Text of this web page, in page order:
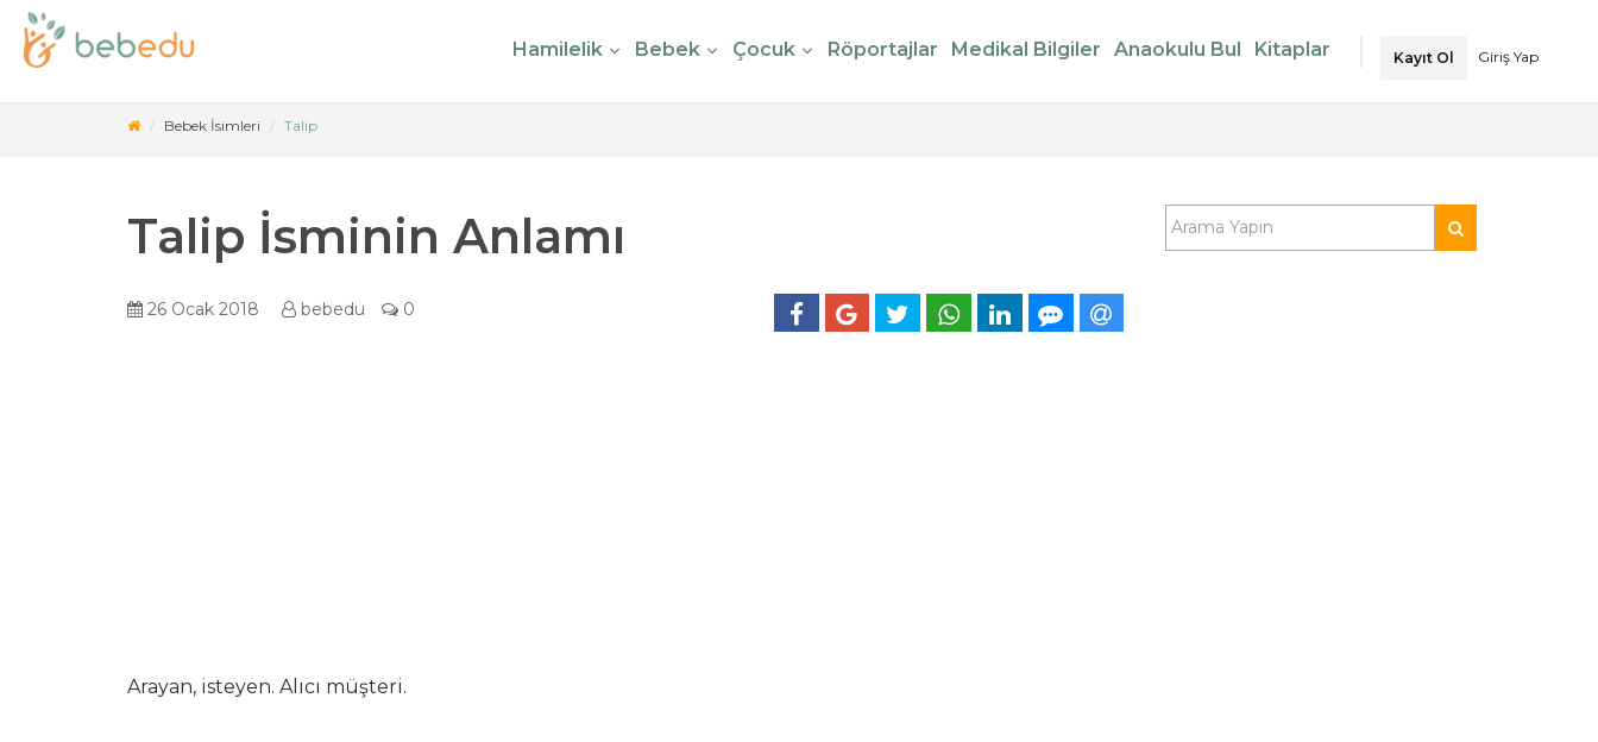
Hamilelik Bebek Çocuk Röportajlar Medikal Bilgiler Anaokulu Bul Kitaplar Kayıt Ol Giriş Yap
Bebek İsimleri Talip
Talip İsminin Anlamı
26 Ocak 2018 bebedu 0
Arayan, isteyen. Alıcı müşteri.